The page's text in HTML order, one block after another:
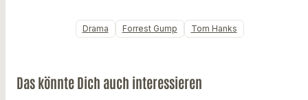
Drama Forrest Gump Tom Hanks
Das könnte Dich auch interessieren